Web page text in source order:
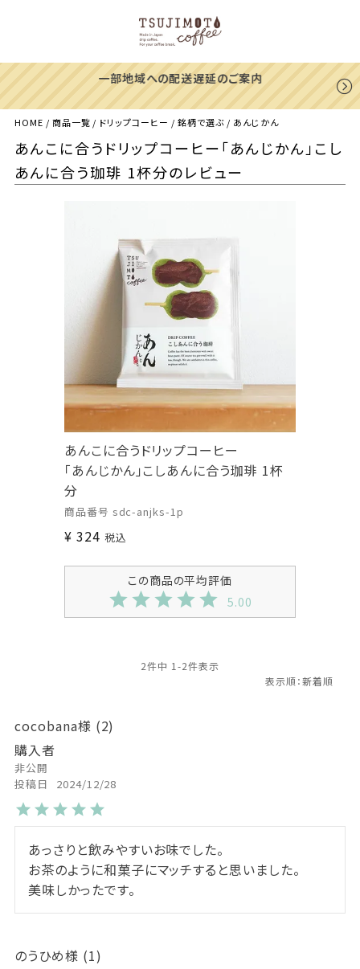
一部地域への配送遅延のご案内
HOME 商品一覧 ドリップコーヒー 銘柄で選ぶ あんじかん
あんこに合うドリップコーヒー「あんじかん」こし
あんに合う珈琲 1杯分のレビュー
あんこに合うドリップコーヒー
「あんじかん」こしあんに合う珈琲 1杯
分
商品番号 sdc-anjks-1p
¥ 324 税込
5.00
2件中 1 -2件表示
cocobana
2
購入者
非公開
投稿日
2024/12/28
あっさりと飲みやすいお味でした。
お茶のように和菓子にマッチすると思いました。
美味しかったです。
のうひめ
1